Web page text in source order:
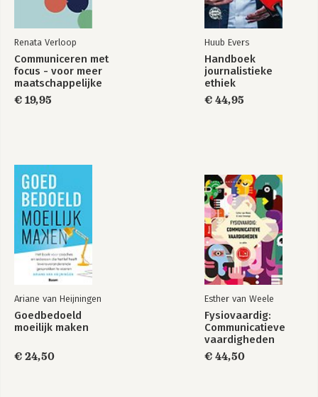
Renata Verloop
Communiceren met
focus - voor meer
maatschappelijke
impact
€ 19,95
Huub Evers
Handboek
journalistieke
ethiek
€ 44,95
Ariane van Heijningen
Goedbedoeld
moeilijk maken
€ 24,50
Esther van Weele
Fysiovaardig:
Communicatieve
vaardigheden
€ 44,50